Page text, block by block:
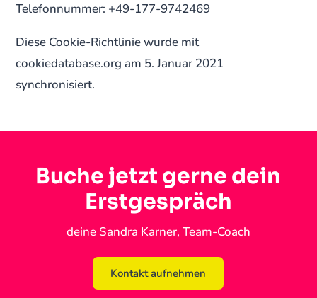
Telefonnummer: +49-177-9742469
Diese Cookie-Richtlinie wurde mit
cookiedatabase.org am 5. Januar 2021
synchronisiert.
Buche jetzt gerne dein
Erstgespräch
deine Sandra Karner, Team-Coach
Kontakt aufnehmen